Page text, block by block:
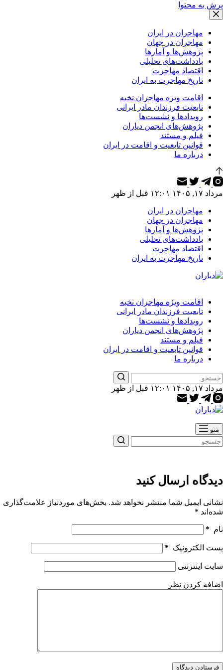
پرش به محتوا
مهاجران در ایران
مهاجران در جهان
پژوهش‌ها و آمارها
یادداشت‌های تحلیلی
اقتصاد مهاجرت
تاریخ مهاجرت به ایران
اقامت ویژه مهاجران نخبه
تابعیت فرزندان مادر ایرانی
رویدادها و نشست‌ها
پژوهش‌های انجمن دیاران
فیلم و مستند
قوانین تابعیت و اقامت در ایران
درباره ما
مرداد ۱۷, ۱۴۰۵ ۱۲:۰۱ قبل از ظهر
مهاجران در ایران
مهاجران در جهان
پژوهش‌ها و آمارها
یادداشت‌های تحلیلی
اقتصاد مهاجرت
تاریخ مهاجرت به ایران
اقامت ویژه مهاجران نخبه
تابعیت فرزندان مادر ایرانی
رویدادها و نشست‌ها
پژوهش‌های انجمن دیاران
فیلم و مستند
قوانین تابعیت و اقامت در ایران
درباره ما
مرداد ۱۷, ۱۴۰۵ ۱۲:۰۱ قبل از ظهر
منو
دیدگاه ارسال کنید
نشانی ایمیل شما منتشر نخواهد شد. بخش‌های موردنیاز علامت‌گذاری
شده‌اند *
نام *
پست الکترونیک *
سایت اینترنتی
اضافه کردن نظر
فرستادن دیدگاه